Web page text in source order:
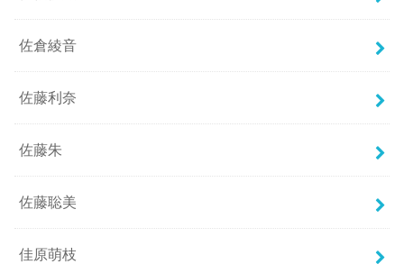
佐倉綾音
佐藤利奈
佐藤朱
佐藤聡美
佳原萌枝